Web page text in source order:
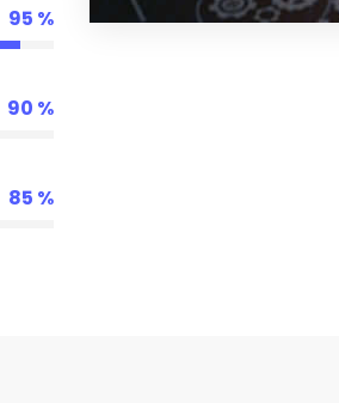
95
90
85